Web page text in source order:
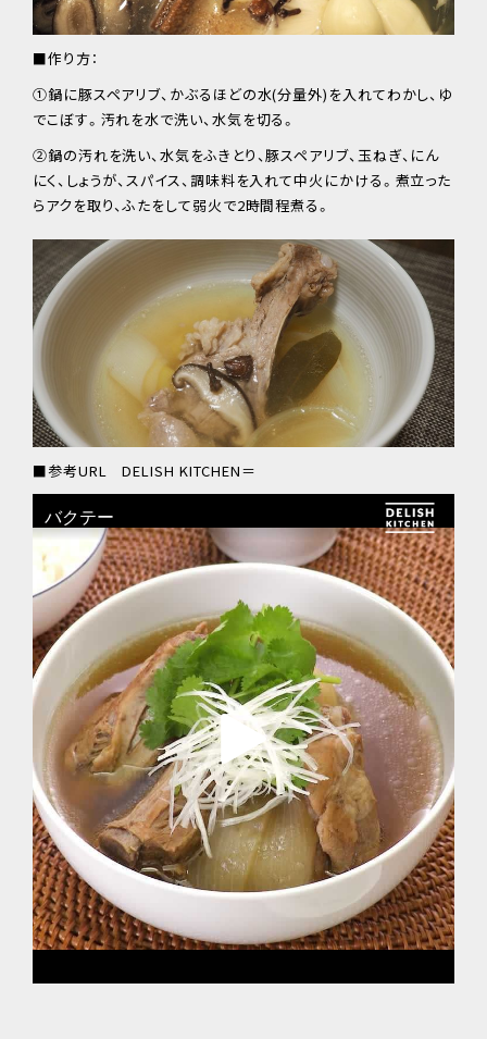
■作り方：
①鍋に豚スペアリブ、かぶるほどの水(分量外)を入れてわかし、ゆ
でこぼす。汚れを水で洗い、水気を切る。
②鍋の汚れを洗い、水気をふきとり、豚スペアリブ、玉ねぎ、にん
にく、しょうが、スパイス、調味料を入れて中火にかける。煮立った
らアクを取り、ふたをして弱火で2時間程煮る。
■参考URL DELISH KITCHEN＝